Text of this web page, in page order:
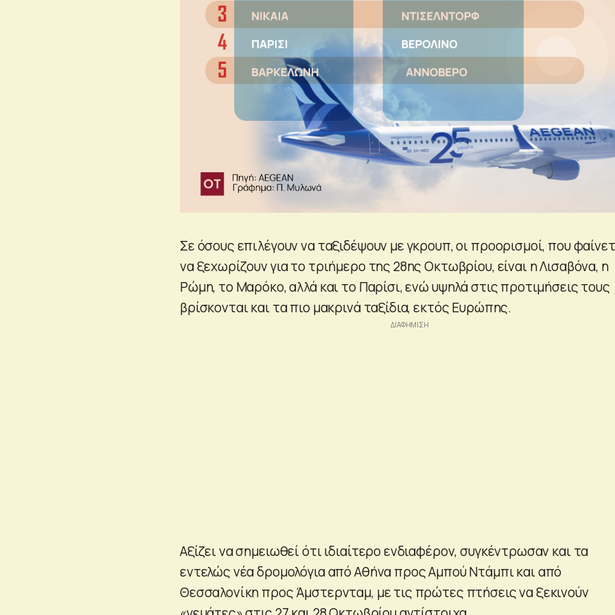
Σε όσους επιλέγουν να ταξιδέψουν με γκρουπ, οι προορισμοί, που
να ξεχωρίζουν για το τριήμερο της 28ης Οκτωβρίου, είναι η Λισαβόνα, η
Ρώμη, το Μαρόκο, αλλά και το Παρίσι, ενώ υψηλά στις προτιμήσεις τους
βρίσκονται και τα πιο μακρινά ταξίδια, εκτός Ευρώπης.
Αξίζει να σημειωθεί ότι ιδιαίτερο ενδιαφέρον, συγκέντρωσαν και τα
εντελώς νέα δρομολόγια από Αθήνα προς Αμπού Ντάμπι και από
Θεσσαλονίκη προς Άμστερνταμ, με τις πρώτες πτήσεις να ξεκινούν